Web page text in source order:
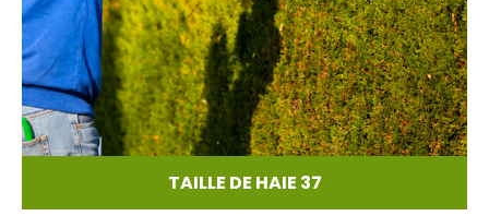
TAILLE DE HAIE 37